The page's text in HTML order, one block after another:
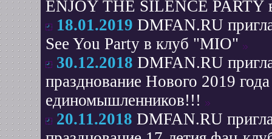
ENJOY THE SILENCE PARTY
18.01.2019 DMFAN.RU
See You Party в клуб "MIO"
30.12.2018 DMFAN.RU
празднование Нового 2019
единомышленников!!!
20.11.2018 DMFAN.RU